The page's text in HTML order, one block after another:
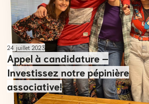
24 juillet 2023
Appel à candidature –
Investissez notre pépinière
associative!